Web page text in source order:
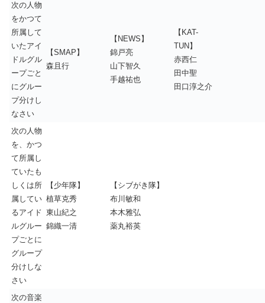
次の人物
をかつて
所属して
いたアイ
ドルグル
ープごと
にグルー
プ分けし
なさい
【SMAP】
森且行
【NEWS】
錦戸亮
山下智久
手越祐也
【KAT-
TUN】
赤西仁
田中聖
田口淳之介
次の人物
を、かつ
て所属し
ていたも
しくは所
属してい
るアイド
ルグルー
プごとに
グループ
分けしな
さい
【少年隊】
植草克秀
東山紀之
錦織一清
【シブがき隊】
布川敏和
本木雅弘
薬丸裕英
次の音楽